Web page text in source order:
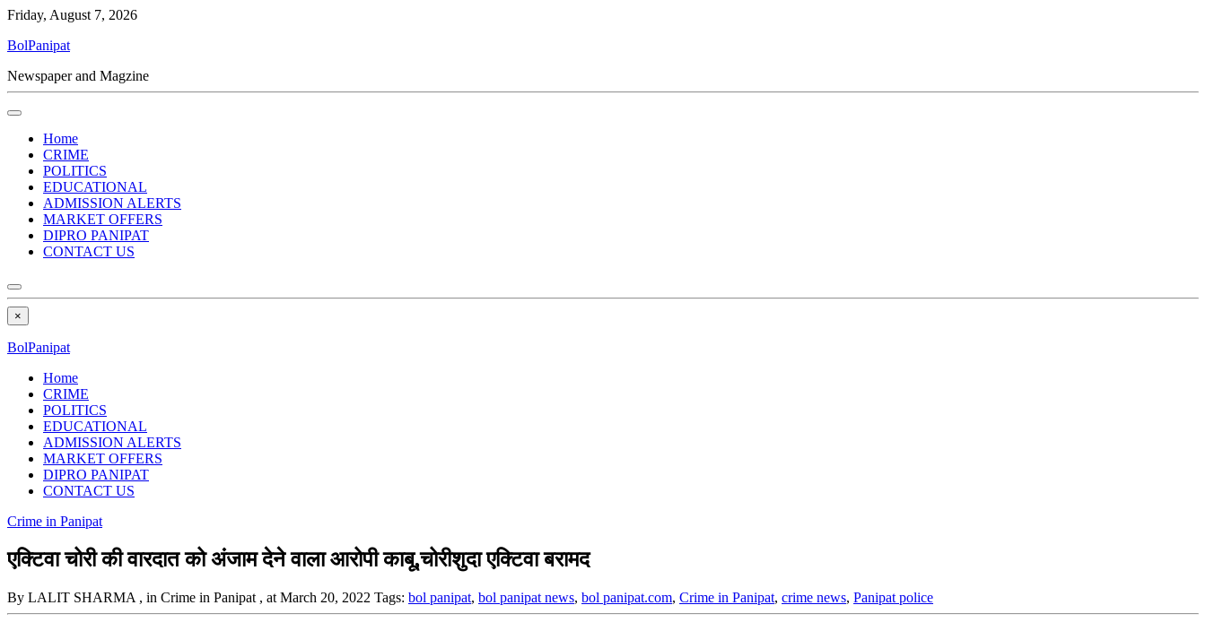
Friday, August 7, 2026
BolPanipat
Newspaper and Magzine
Home
CRIME
POLITICS
EDUCATIONAL
ADMISSION ALERTS
MARKET OFFERS
DIPRO PANIPAT
CONTACT US
×
BolPanipat
Home
CRIME
POLITICS
EDUCATIONAL
ADMISSION ALERTS
MARKET OFFERS
DIPRO PANIPAT
CONTACT US
Crime in Panipat
एक्टिवा चोरी की वारदात को अंजाम देने वाला आरोपी काबू,चोरीशुदा एक्टिवा बरामद
By LALIT SHARMA , in Crime in Panipat , at March 20, 2022 Tags: bol panipat, bol panipat news, bol panipat.com, Crime in Panipat, crime news, Panipat police